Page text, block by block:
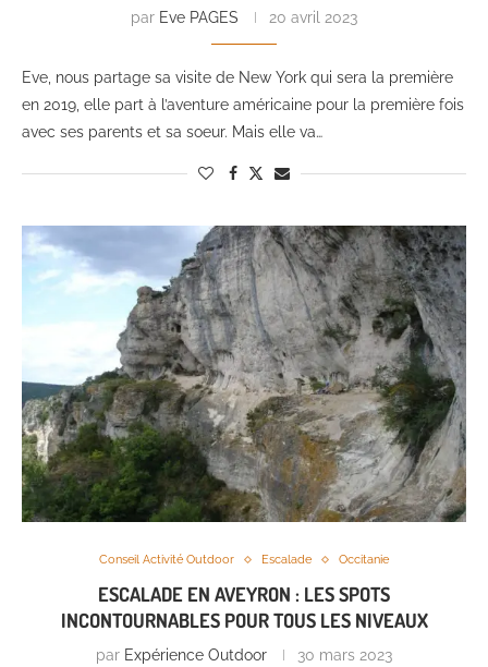
par Eve PAGES 20 avril 2023
Eve, nous partage sa visite de New York qui sera la première
en 2019, elle part à l’aventure américaine pour la première fois
avec ses parents et sa soeur. Mais elle va…
Conseil Activité Outdoor Escalade Occitanie
ESCALADE EN AVEYRON : LES SPOTS
INCONTOURNABLES POUR TOUS LES NIVEAUX
par Expérience Outdoor 30 mars 2023